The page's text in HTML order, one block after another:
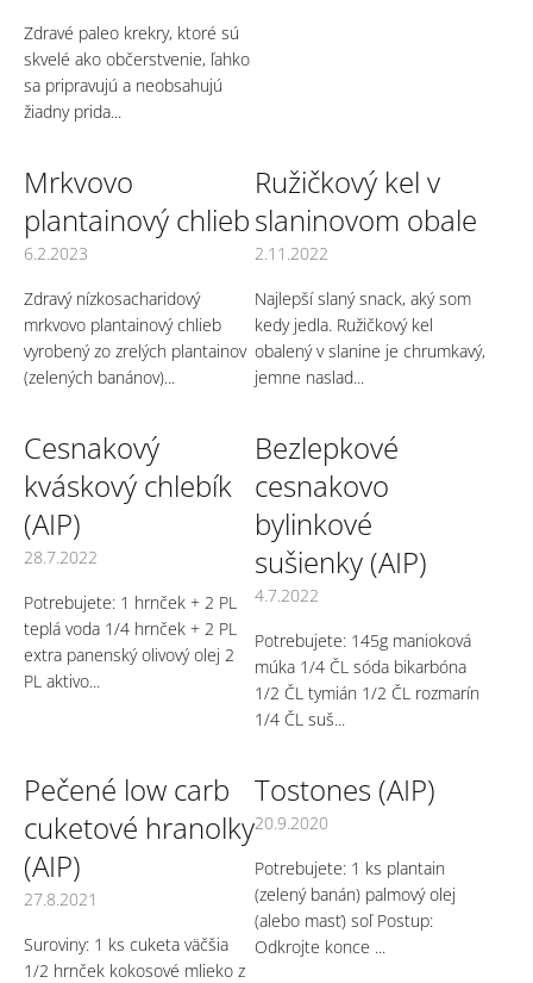
Zdravé paleo krekry, ktoré sú
skvelé ako občerstvenie, ľahko
sa pripravujú a neobsahujú
žiadny prida...
Mrkvovo
plantainový chlieb
6.2.2023
Zdravý nízkosacharidový
mrkvovo plantainový chlieb
vyrobený zo zrelých plantainov
(zelených banánov)...
Ružičkový kel v
slaninovom obale
2.11.2022
Najlepší slaný snack, aký som
kedy jedla. Ružičkový kel
obalený v slanine je chrumkavý,
jemne naslad...
Cesnakový
kváskový chlebík
(AIP)
28.7.2022
Potrebujete: 1 hrnček + 2 PL
teplá voda 1/4 hrnček + 2 PL
extra panenský olivový olej 2
PL aktivo...
Bezlepkové
cesnakovo
bylinkové
sušienky (AIP)
4.7.2022
Potrebujete: 145g manioková
múka 1/4 ČL sóda bikarbóna
1/2 ČL tymián 1/2 ČL rozmarín
1/4 ČL suš...
Pečené low carb
cuketové hranolky
(AIP)
27.8.2021
Suroviny: 1 ks cuketa väčšia
1/2 hrnček kokosové mlieko z
Tostones (AIP)
20.9.2020
Potrebujete: 1 ks plantain
(zelený banán) palmový olej
(alebo masť) soľ Postup:
Odkrojte konce ...